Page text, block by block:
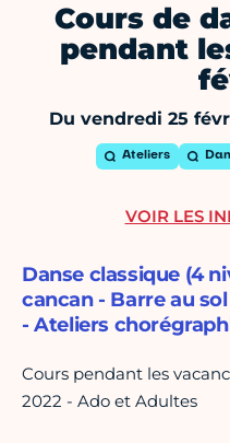
Cours de
pendant
Du vendredi 25
Ateliers
Danse classique (4
cancan - Barre au
- Ateliers
Cours pendant les
2022 - Ado et Adultes
VOIR LES